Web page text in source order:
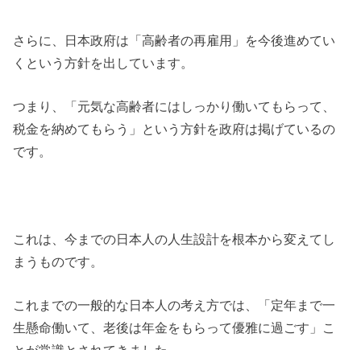
さらに、日本政府は「高齢者の再雇用」を今後進めてい
くという方針を出しています。
つまり、「元気な高齢者にはしっかり働いてもらって、
税金を納めてもらう」という方針を政府は掲げているの
です。
これは、今までの日本人の人生設計を根本から変えてし
まうものです。
これまでの一般的な日本人の考え方では、「定年まで一
生懸命働いて、老後は年金をもらって優雅に過ごす」こ